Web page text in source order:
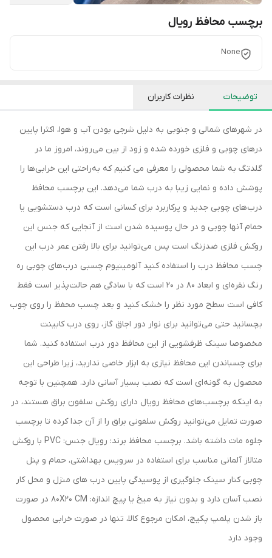
برچسب محافظ رویال
None
توضیحات نظرات کاربران
در شهرهای شمالی و جنوبی به دلیل شرجی بودن آب و هوا، اکثرا پایین
درهای چوبی و فلزی خورده شده و زود از بین می‌روند، امروز ما در
گلدتگ به شما محصولی را معرفی می کنیم که به‌راحتی این خرابی‌ها را
پوشش داده و نمایی زیبا به درب شما می‌دهد. این برچسب محافظ
درب‌های چوبی جدید و پرکاربرد برای کسانی است که درب دستشویی یا
حمام آنها چوبی و در حال پوسیده شدن است از آنجایی که جنس این
روکش فلزی ضدزنگ است پس می‌توانید برای بالا رفتن عمر درب این
چسب محافظ درب را استفاده کنید آلومینیوم چسبی درب‌های چوبی ره
رنگ نقره‌ای و ابعاد 80 در 20 است که با سادگی هم حالت‌پذیر است فقط
کافی است سطح مورد نظر را خشک کنید و بعد چسب محفظ را روی چوب
بچسانید حتی می‌توانید برای نوار دور اجاق گاز، روی درب کابینت
مخصوصا سینک ظرفشویی از این محافظ دور درب استفاده کنید. شما
برای چسباندن این محافظ نیازی به ابزار خاصی ندارید، زیرا طراحی این
محصول به گونه‌ای است که نصب بسیار آسانی دارد. همچنین با توجه
به اینکه برچسب‌های محافظ رویال دارای روکش سلفون براق هستند، در
صورت تمایل می‌توانید روکش سلفونی براق را از آن جدا کرده تا برچسب
جلوه مات داشته باشد. برچسب محافظ برند: رویال جنس: PVC با روکش
متالاز آلمانی مناسب برای استفاده در سرویس بهداشتی، حمام و پنل
چوبی کنار سینک جلوگیری از پوسیدگی پایین درب های منزل و محل کار
نصب آسان دارد و بدون نیاز به میخ یا پیچ اندازه: 80X20 CM در صورت
باز شدن پلمپ پکیج، امکان مرجوع کالا، تنها در صورت خرابی محصول
وجود دارد